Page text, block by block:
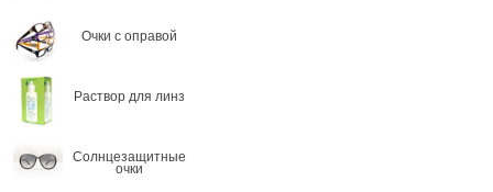
Очки с оправой
Раствор для линз
Солнцезащитные
очки